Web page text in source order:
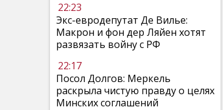
22:23
Экс-евродепутат Де Вилье:
Макрон и фон дер Ляйен хотят
развязать войну с РФ
22:17
Посол Долгов: Меркель
раскрыла чистую правду о целях
Минских соглашений